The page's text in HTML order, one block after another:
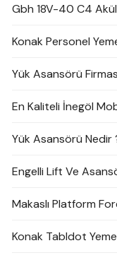
Gbh 18V-40 C4
Konak Personel
Yük Asansörü
En Kaliteli İnegöl
Yük Asansörü Nedir
Engelli Lift Ve
Makaslı Platform
Konak Tabldot